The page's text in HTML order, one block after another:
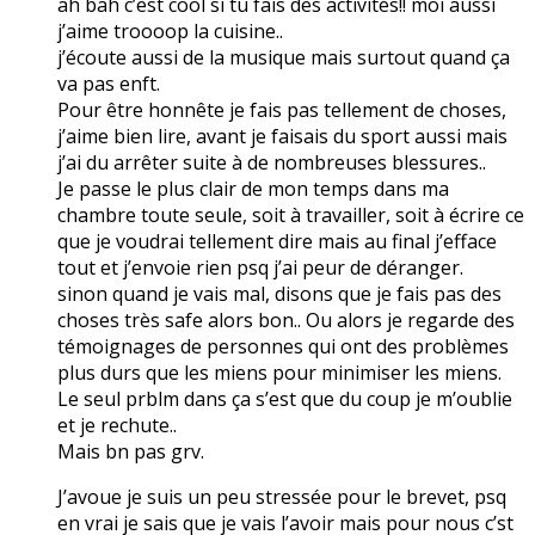
j’aime troooop la cuisine..
j’écoute aussi de la musique mais surtout quand ça
va pas enft.
Pour être honnête je fais pas tellement de choses,
j’aime bien lire, avant je faisais du sport aussi mais
j’ai du arrêter suite à de nombreuses blessures..
Je passe le plus clair de mon temps dans ma
chambre toute seule, soit à travailler, soit à écrire ce
que je voudrai tellement dire mais au final j’efface
tout et j’envoie rien psq j’ai peur de déranger.
sinon quand je vais mal, disons que je fais pas des
choses très safe alors bon.. Ou alors je regarde des
témoignages de personnes qui ont des problèmes
plus durs que les miens pour minimiser les miens.
Le seul prblm dans ça s’est que du coup je m’oublie
et je rechute..
Mais bn pas grv.
J’avoue je suis un peu stressée pour le brevet, psq
en vrai je sais que je vais l’avoir mais pour nous c’st